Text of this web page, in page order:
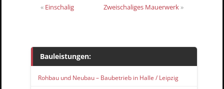
« Einschalig Zweischaliges Mauerwerk »
Bauleistungen:
Rohbau und Neubau – Baubetrieb in Halle / Leipzig